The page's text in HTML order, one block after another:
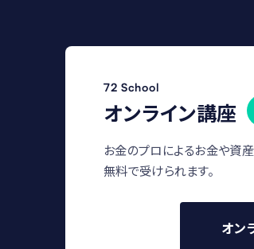
72 School
オンライン講座
お金のプロによるお金や資
無料で受けられます。
オン